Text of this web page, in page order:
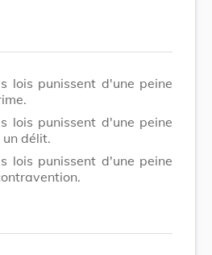
lois punissent d'une peine
lois punissent d'une peine
délit.
lois punissent d'une peine